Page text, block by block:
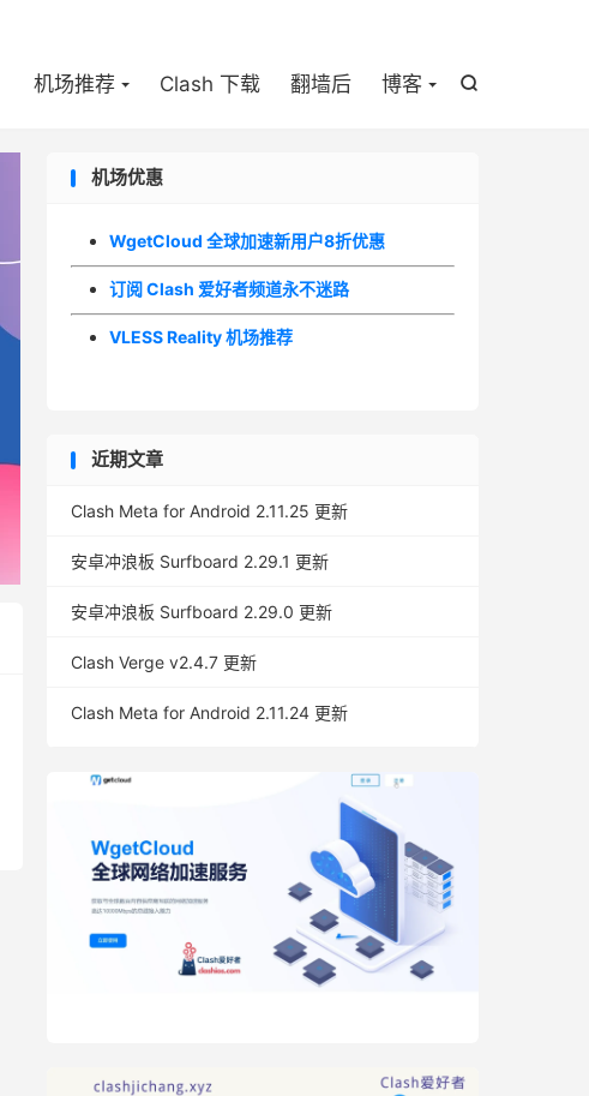

机场推荐 Clash 下载 翻墙后 博客
机场优惠
WgetCloud 全球加速新用户8折优惠
订阅 Clash 爱好者频道永不迷路
VLESS Reality 机场推荐
近期文章
Clash Meta for Android 2.11.25 更新
安卓冲浪板 Surfboard 2.29.1 更新
安卓冲浪板 Surfboard 2.29.0 更新
Clash Verge v2.4.7 更新
Clash Meta for Android 2.11.24 更新